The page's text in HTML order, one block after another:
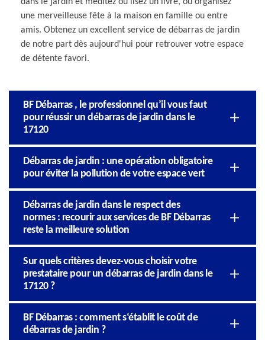
une merveilleuse fête à la maison en famille ou entre
amis. Obtenez un excellent service de débarras de jardin
de notre part dès aujourd'hui pour retrouver votre espace
de détente favori.
BF Débarras , le professionnel qu’il vous faut
pour réussir un débarras de jardin dans le
17120
Débarras de jardin : une opération obligatoire
pour éviter la pollution de votre espace vert
Débarras de jardin dans le respect des
normes : recourir aux services de BF Débarras
reste la meilleure solution
Sur quels critères devez-vous choisir votre
prestataire pour un débarras de jardin dans le
17120 ?
BF Débarras : comment s‘établit le coût de
débarras de jardin ?